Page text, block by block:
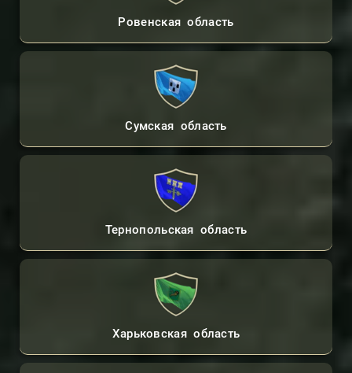
Ровенская область
Сумская область
Тернопольская область
Харьковская область